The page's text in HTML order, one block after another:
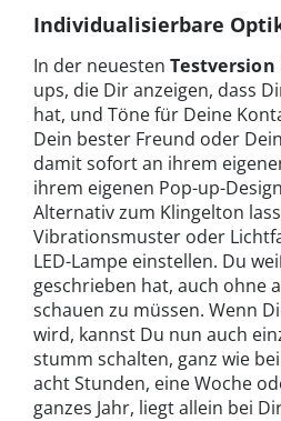
Individualisierbare
In der neuesten Testversion
ups, die Dir anzeigen, dass
hat, und Töne für Deine
Dein bester Freund oder
damit sofort an ihrem
ihrem eigenen Pop-up-
Alternativ zum Klingelton
Vibrationsmuster oder
LED-Lampe einstellen. Du
geschrieben hat, auch ohne
schauen zu müssen. Wenn
wird, kannst Du nun auch
stumm schalten, ganz wie
acht Stunden, eine Woche
ganzes Jahr, liegt allein bei